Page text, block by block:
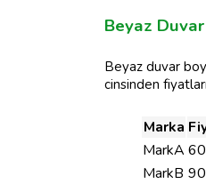
Beyaz
Beyaz duvar
cinsinden
Marka
MarkA
MarkB